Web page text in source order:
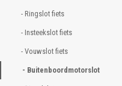
- Ringslot fiets
- Insteekslot fiets
- Vouwslot fiets
- Buitenboordmotorslot